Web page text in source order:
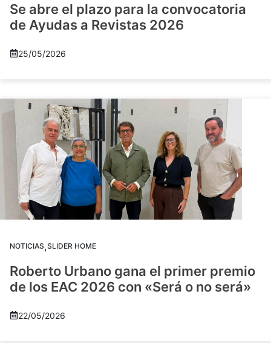
Se abre el plazo para la convocatoria
de Ayudas a Revistas 2026
25/05/2026
NOTICIAS,SLIDER HOME
Roberto Urbano gana el primer premio
de los EAC 2026 con «Será o no será»
22/05/2026